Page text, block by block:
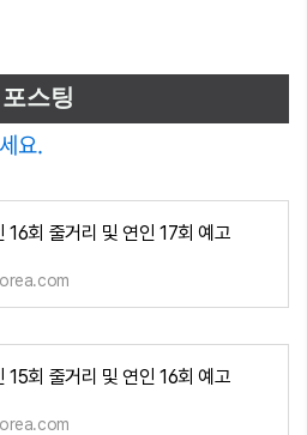
스팅
요.
16회 줄거리 및 연인 17회 예고
15회 줄거리 및 연인 16회 예고